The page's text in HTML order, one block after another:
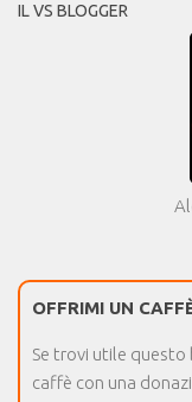
IL VS BLOGGER
OFFRIMI UN
Se trovi utile
caffè con una